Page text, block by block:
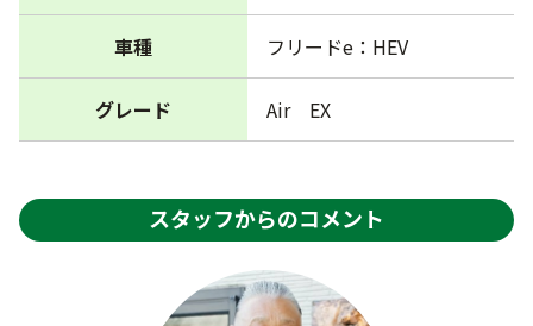
車種 フリードe：HEV
グレード Air EX
スタッフからのコメント